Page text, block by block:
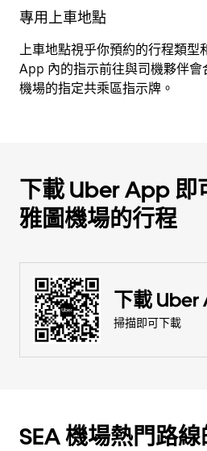
專用上車地點
上車地點視乎你預約的行程類型
App 內的指示前往與司機夥伴會
機場的指定共乘區指示牌。
下載 Uber App 即
雅圖機場的行程
下載 Uber
掃描即可下載
SEA 機場熱門路